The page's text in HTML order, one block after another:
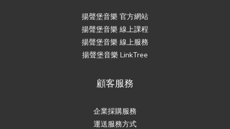
揚聲堡音樂 官方網站
揚聲堡音樂 線上課程
揚聲堡音樂 線上服務
揚聲堡音樂 LinkTree
顧客服務
企業採購服務
運送服務方式